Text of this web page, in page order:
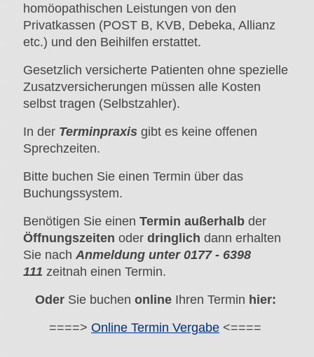
homöopathischen Leistungen von den
Privatkassen (POST B, KVB, Debeka, Allianz
etc.) und den Beihilfen erstattet.
Gesetzlich versicherte Patienten ohne spezielle
Zusatzversicherungen müssen alle Kosten
selbst tragen (Selbstzahler).
In der Terminpraxisgibt es keine offenen
Sprechzeiten.
Bitte buchen Sie einen Termin über das
Buchungssystem.
Benötigen Sie einen Termin außerhalbder
Öffnungszeiten oder dringlich dann erhalten
Sie nach Anmeldung unter 0177 - 6398
111 zeitnah einen Termin.
OderSie buchen onlineIhren Termin hier:
====> Online Termin Vergabe <====